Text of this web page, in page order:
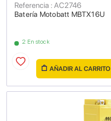
Batería Motobatt MBTX16U
Referencia : AC2746
2 En stock
AÑADIR AL CARRITO